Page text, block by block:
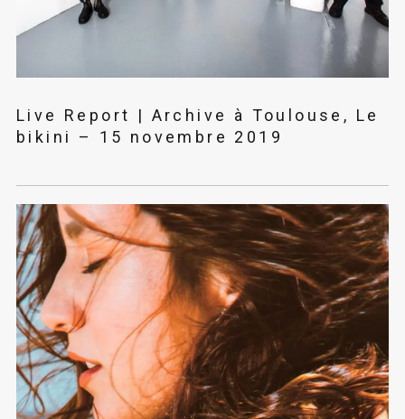
Live Report | Archive à Toulouse, Le
bikini – 15 novembre 2019